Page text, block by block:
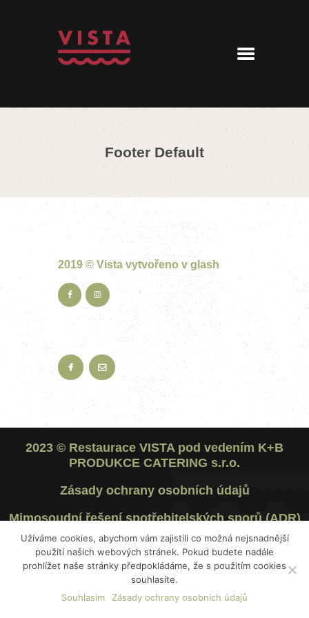
Footer Default
ÚVOD
MENU
360° PROHLÍDKA
2019 © Vista vytvořeno v glash
2023 © Restaurace VISTA pod vedením K+B
PRODUKCE CATERING s.r.o.
Zásady ochrany osobních údajů
Mimosoudní řešení spotřebitelských sporů (ADR)
Užíváme cookies, abychom vám zajistili co možná nejsnadnější
použití našich webových stránek. Pokud budete nadále
prohlížet naše stránky předpokládáme, že s použitím cookies
souhlasíte.
Souhlasím
Zásady ochrany osobních údajů